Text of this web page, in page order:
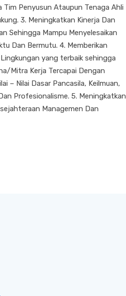
Tim Penyusun Ataupun Tenaga Ahli
3. Meningkatkan Kinerja Dan
Sehingga Mampu Menyelesaikan
Dan Bermutu. 4. Memberikan
yang terbaik sehingga
Mitra Kerja Tercapai Dengan
– Nilai Dasar Pancasila, Keilmuan,
Profesionalisme. 5. Meningkatkan
Managemen Dan